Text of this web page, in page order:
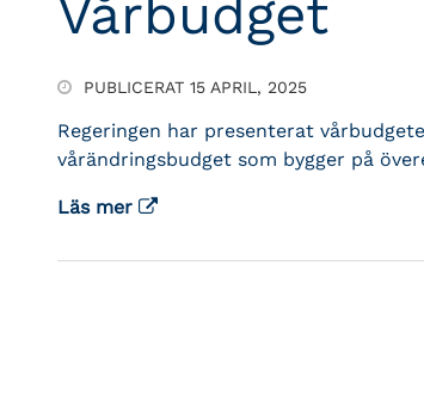
Vårbudget
PUBLICERAT 15 APRIL, 2025
Regeringen har presenterat
vårändringsbudget som bygger på
Läs mer